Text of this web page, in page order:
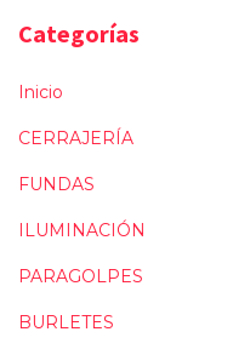
Categorías
Inicio
CERRAJERÍA
FUNDAS
ILUMINACIÓN
PARAGOLPES
BURLETES